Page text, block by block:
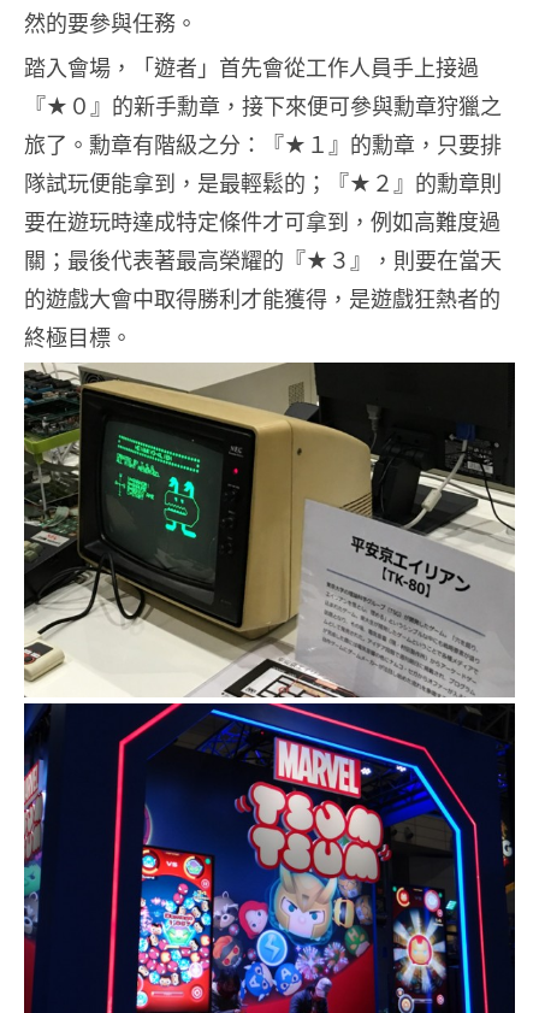
然的要參與任務。
踏入會場，「遊者」首先會從工作人員手上接過
『★０』的新手勳章，接下來便可參與勳章狩獵之
旅了。勳章有階級之分：『★１』的勳章，只要排
隊試玩便能拿到，是最輕鬆的；『★２』的勳章則
要在遊玩時達成特定條件才可拿到，例如高難度過
關；最後代表著最高榮耀的『★３』，則要在當天
的遊戲大會中取得勝利才能獲得，是遊戲狂熱者的
終極目標。